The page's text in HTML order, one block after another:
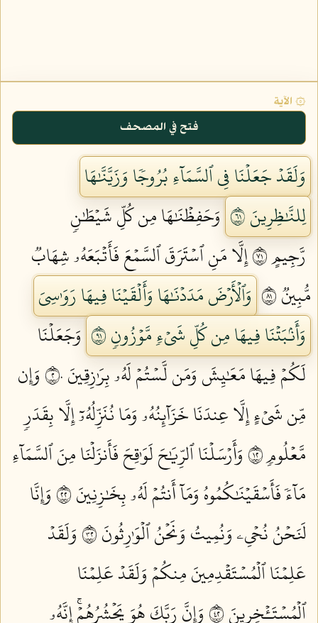
۞ الآية
فتح في المصحف
وَلَقَدۡ جَعَلۡنَا فِي ٱلسَّمَآءِ بُرُوجٗا وَزَيَّنَّٰهَا
لِلنَّٰظِرِينَ ١٦
وَحَفِظۡنَٰهَا مِن كُلِّ شَيۡطَٰنٖ
رَّجِيمٍ ١٧
إِلَّا مَنِ ٱسۡتَرَقَ ٱلسَّمۡعَ فَأَتۡبَعَهُۥ شِهَابٞ
مُّبِينٞ ١٨
وَٱلۡأَرۡضَ مَدَدۡنَٰهَا وَأَلۡقَيۡنَا فِيهَا رَوَٰسِيَ
وَأَنۢبَتۡنَا فِيهَا مِن كُلِّ شَيۡءٖ مَّوۡزُونٖ ١٩
وَجَعَلۡنَا
لَكُمۡ فِيهَا مَعَٰيِشَ وَمَن لَّسۡتُمۡ لَهُۥ بِرَٰزِقِينَ ٢٠
وَإِن
مِّن شَيۡءٍ إِلَّا عِندَنَا خَزَآئِنُهُۥ وَمَا نُنَزِّلُهُۥٓ إِلَّا بِقَدَرٖ
مَّعۡلُومٖ ٢١
وَأَرۡسَلۡنَا ٱلرِّيَٰحَ لَوَٰقِحَ فَأَنزَلۡنَا مِنَ ٱلسَّمَآءِ
مَآءٗ فَأَسۡقَيۡنَٰكُمُوهُ وَمَآ أَنتُمۡ لَهُۥ بِخَٰزِنِينَ ٢٢
وَإِنَّا
لَنَحۡنُ نُحۡيِۦ وَنُمِيتُ وَنَحۡنُ ٱلۡوَٰرِثُونَ ٢٣
وَلَقَدۡ
عَلِمۡنَا ٱلۡمُسۡتَقۡدِمِينَ مِنكُمۡ وَلَقَدۡ عَلِمۡنَا
ٱلۡمُسۡتَـٔۡخِرِينَ ٢٤
وَإِنَّ رَبَّكَ هُوَ يَحۡشُرُهُمۡۚ إِنَّهُۥ